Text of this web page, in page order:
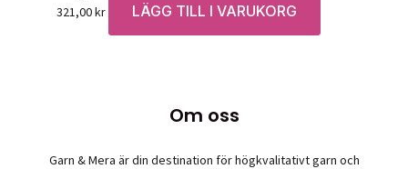
321,00kr LÄGG TILL I VARUKORG
Om oss
Garn & Mera är din destination för högkvalitativt garn och